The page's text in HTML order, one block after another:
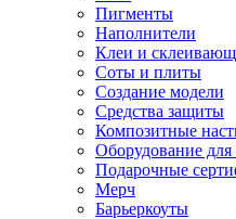
Пигменты
Наполнители
Клеи и
Соты и плиты
Создание модели
Средства защиты
Композитные
Оборудование для
Подарочные
Мерч
Барьеркоуты